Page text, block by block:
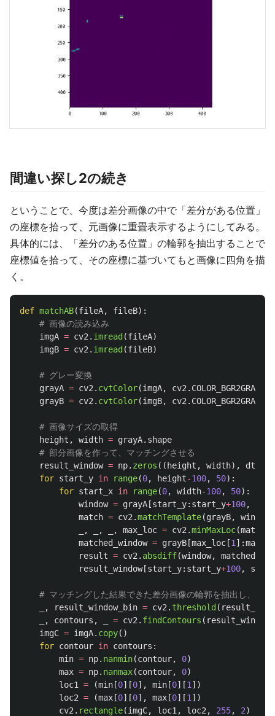
間違い探し2の続き
ということで、今度は差分画像の中で「差分がある位置」
の座標を拾って、元画像に重畳表示するようにしてみる。
具体的には、「差分のある位置」の輪郭を抽出することで
座標値を拾って、その座標に基づいてもと画像に四角を描
く。
def matchAB(fileA, fileB):
imgA = cv2 . imread (fileA)
imgB = cv2 . imread (fileB)
grayA = cv2 . cvtColor(imgA, cv2 . COLOR_BGR2GRAY
grayB = cv2 . cvtColor(imgB, cv2 . COLOR_BGR2GRAY
height , width = grayA. shape
result_window = np. zeros (( height , width), dtype
for start_y in range(0, height-100, 50):
for start_x in range(0, width-100, 50):
window = grayA [start_y: start_y+100,
match = cv2 .matchTemplate(grayB, window
, , , max_loc = cv2 .minMaxLoc(match
matched_window = grayB [max_loc [1 ]:
result = cv2 . absdiff(window,
result_window[start_y: start_y+100,
, result_window_bin = cv2 . threshold (
, contours , = cv2 . findContours (
imgC = imgA. copy()
for contour in contours :
min = np. nanmin(contour, 0)
max = np. nanmax(contour, 0)
loc1
= (min [0][0], min [0][1 ])
loc2 = (max [0][0], max [0][1 ])
cv2 . rectangle(imgC, loc1 , loc2 , 255, 2)